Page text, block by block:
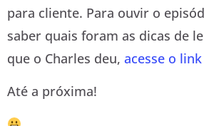
para cliente. Para ouvir o
saber quais foram as dicas de
que o Charles deu, acesse o
Até a próxima!